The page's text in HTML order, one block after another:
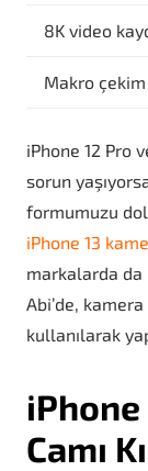
8K video
Makro çekim
iPhone 12 Pro
sorun
formumuzu
iPhone 13
markalarda da
Abi’de,
kullanılarak
iPhone
Camı